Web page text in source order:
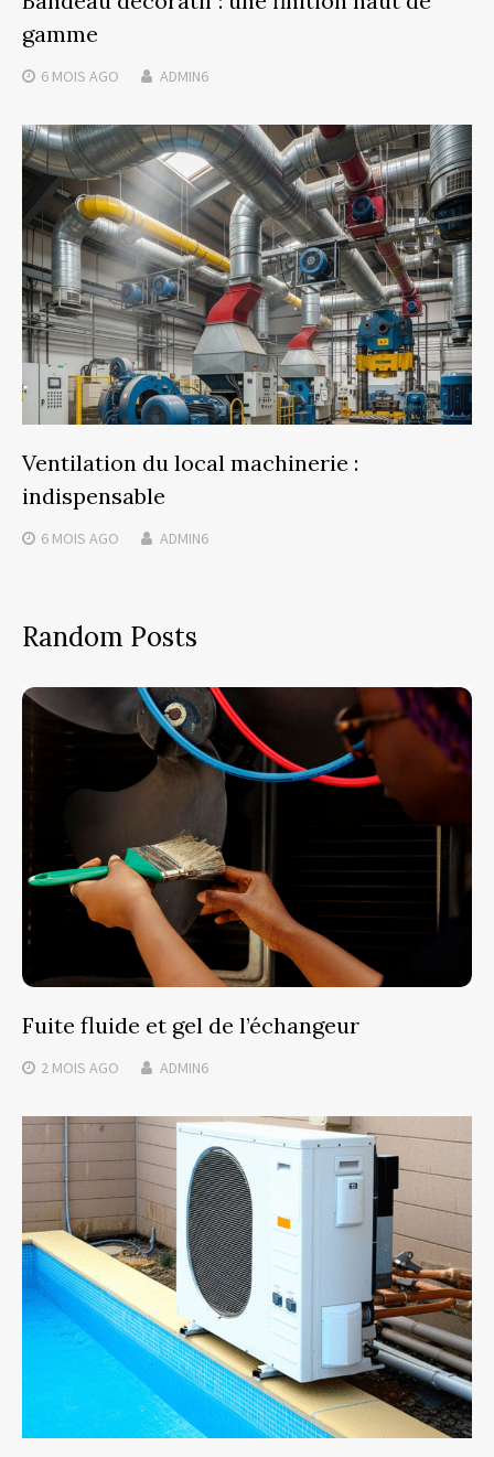
gamme
6 MOIS AGO ADMIN6
Ventilation du local machinerie :
indispensable
6 MOIS AGO ADMIN6
Random Posts
Fuite fluide et gel de l’échangeur
2 MOIS AGO ADMIN6